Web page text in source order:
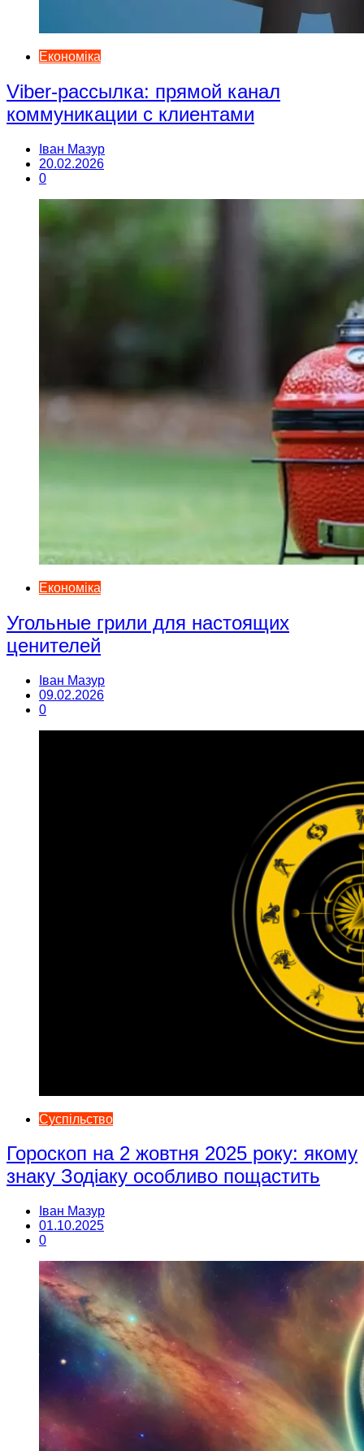
Економіка
Viber-рассылка: прямой канал
коммуникации с клиентами
Іван Мазур
20.02.2026
0
Економіка
Угольные грили для настоящих
ценителей
Іван Мазур
09.02.2026
0
Суспільство
Гороскоп на 2 жовтня 2025 року: якому
знаку Зодіаку особливо пощастить
Іван Мазур
01.10.2025
0